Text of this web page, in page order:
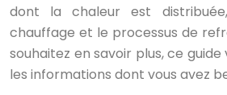
dont la chaleur est
chauffage et le processus de
souhaitez en savoir plus, ce
les informations dont vous avez